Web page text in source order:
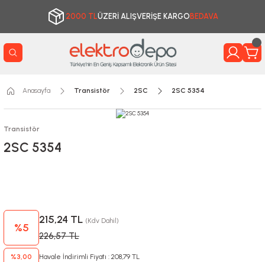
2000 TLÜZERİ ALIŞVERİŞE KARGO BEDAVA
Anasayfa Transistör 2SC 2SC 5354
Transistör
2SC 5354
%5
215,24 TL (Kdv Dahil)
226,57 TL
%3,00 Havale İndirimli Fiyatı : 208,79 TL